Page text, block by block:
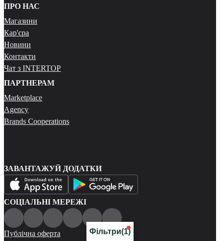
Фільтри(1)
ПРО НАС
Магазини
Кар'єра
Новини
Контакти
Чат з INTERTOP
ПАРТНЕРАМ
Marketplace
Agency
Brands Cooperations
ЗАВАНТАЖУЙ ДОДАТКИ
СОЦІАЛЬНІ МЕРЕЖІ
Публічна оферта